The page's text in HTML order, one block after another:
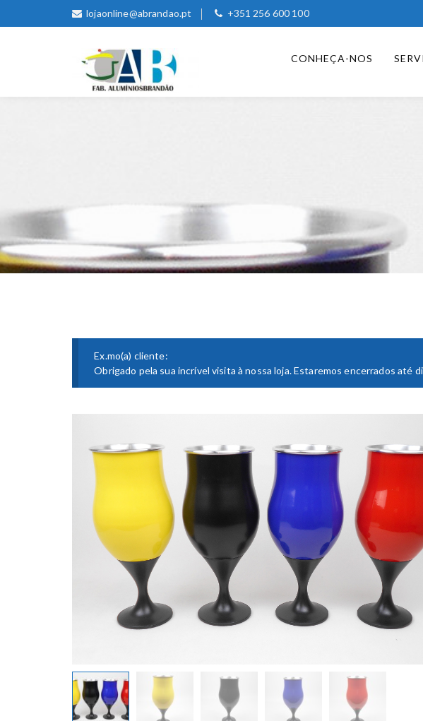
lojaonline@abrandao.pt +351 256 600 100
CONHEÇA-NOS
Ex.mo(a) cliente:
Obrigado pela sua incrível visita à nossa loja. Estaremos encerrados até